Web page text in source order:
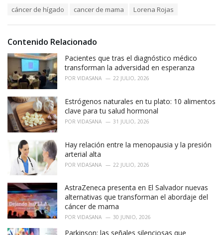
o
r
i
s
:
:
cáncer de hígado cancer de mama Lorena Rojas
Contenido Relacionado
Pacientes que tras el diagnóstico médico
transforman la adversidad en esperanza
POR VIDASANA 22 JULIO, 2026
Estrógenos naturales en tu plato: 10 alimentos
clave para tu salud hormonal
POR VIDASANA 31 JULIO, 2026
Hay relación entre la menopausia y la presión
arterial alta
POR VIDASANA 22 JULIO, 2026
AstraZeneca presenta en El Salvador nuevas
alternativas que transforman el abordaje del
cáncer de mama
POR VIDASANA 30 JUNIO, 2026
Parkinson: las señales silenciosas que